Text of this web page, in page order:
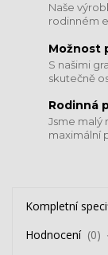
Naše
rodinném
Možnost
S našimi
skutečně
​​​​​​​Rodinná
Jsme malý
maximální
Kompletní
Hodnocení
0